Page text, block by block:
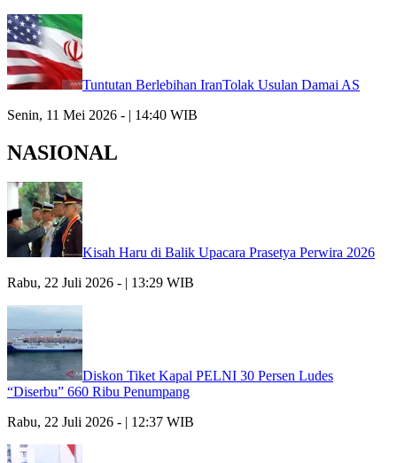
Tuntutan Berlebihan IranTolak Usulan Damai AS
Senin, 11 Mei 2026 - | 14:40 WIB
NASIONAL
Kisah Haru di Balik Upacara Prasetya Perwira 2026
Rabu, 22 Juli 2026 - | 13:29 WIB
Diskon Tiket Kapal PELNI 30 Persen Ludes
“Diserbu” 660 Ribu Penumpang
Rabu, 22 Juli 2026 - | 12:37 WIB